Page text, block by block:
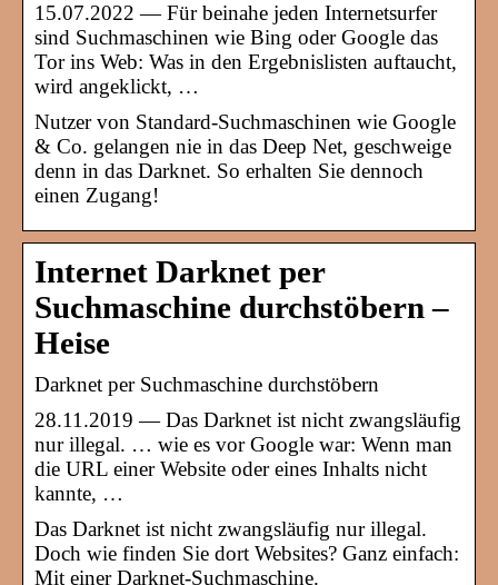
15.07.2022 — Für beinahe jeden Internetsurfer
sind Suchmaschinen wie Bing oder Google das
Tor ins Web: Was in den Ergebnislisten auftaucht,
wird angeklickt, …
Nutzer von Standard-Suchmaschinen wie Google
& Co. gelangen nie in das Deep Net, geschweige
denn in das Darknet. So erhalten Sie dennoch
einen Zugang!
Internet Darknet per
Suchmaschine durchstöbern –
Heise
Darknet per Suchmaschine durchstöbern
28.11.2019 — Das Darknet ist nicht zwangsläufig
nur illegal. … wie es vor Google war: Wenn man
die URL einer Website oder eines Inhalts nicht
kannte, …
Das Darknet ist nicht zwangsläufig nur illegal.
Doch wie finden Sie dort Websites? Ganz einfach:
Mit einer Darknet-Suchmaschine.